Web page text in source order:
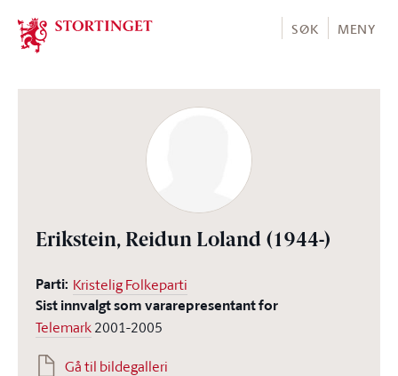
Stortinget.no
SØK MENY
Erikstein, Reidun Loland (1944-)
Parti: Kristelig Folkeparti
Sist innvalgt som vararepresentant for
Telemark2001-2005
Gå til bildegalleri